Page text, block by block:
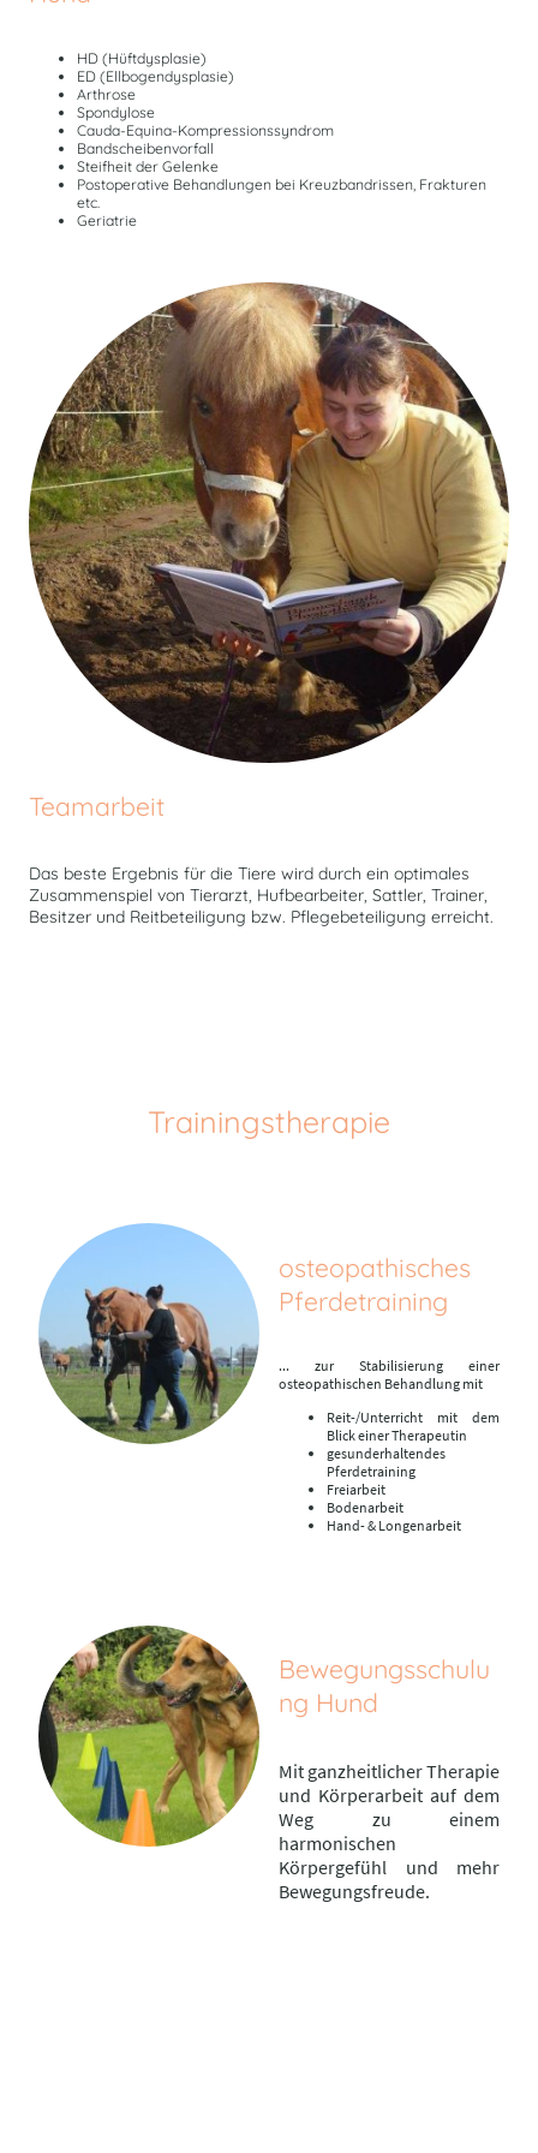
HD (Hüftdysplasie)
ED (Ellbogendysplasie)
Arthrose
Spondylose
Cauda-Equina-Kompressionssyndrom
Bandscheibenvorfall
Steifheit der Gelenke
Postoperative Behandlungen bei Kreuzbandrissen, Frakturen
etc.
Geriatrie
Teamarbeit
Das beste Ergebnis für die Tiere wird durch ein optimales
Zusammenspiel von Tierarzt, Hufbearbeiter, Sattler, Trainer,
Besitzer und Reitbeteiligung bzw. Pflegebeteiligung erreicht.
Trainingstherapie
osteopathisches
Pferdetraining
... zur Stabilisierung einer
osteopathischen Behandlung mit
Reit-/Unterricht mit dem
Blick einer Therapeutin
gesunderhaltendes
Pferdetraining
Freiarbeit
Bodenarbeit
Hand- & Longenarbeit
Bewegungsschulu
ng Hund
Mit ganzheitlicher Therapie
und Körperarbeit auf dem
Weg zu einem
harmonischen
Körpergefühl und mehr
Bewegungsfreude.